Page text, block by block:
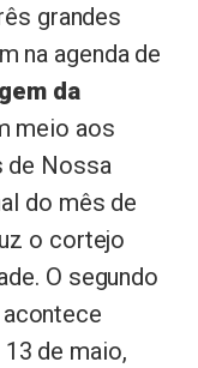
grandes
na agenda de
da
meio aos
de Nossa
do mês de
o cortejo
O segundo
acontece
de maio,